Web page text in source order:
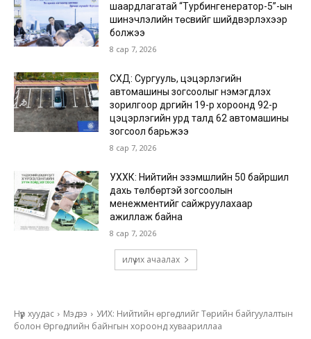
шаардлагатай “Турбингенератор-5”-ын
шинэчлэлийн төсвийг шийдвэрлэхээр
болжээ
8 сар 7, 2026
СХД: Сургууль, цэцэрлэгийн
автомашины зогсоолыг нэмэгдүүлэх
зорилгоор дүүргийн 19-р хороонд 92-р
цэцэрлэгийн урд талд 62 автомашины
зогсоол барьжээ
8 сар 7, 2026
УХХК: Нийтийн эзэмшлийн 50 байршил
дахь төлбөртэй зогсоолын
менежментийг сайжруулахаар
ажиллаж байна
8 сар 7, 2026
илүү их ачаалах